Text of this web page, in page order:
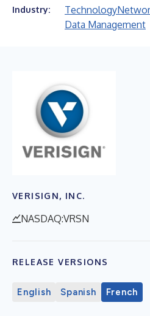
Industry: Technology
Data Management
VERISIGN, INC.
NASDAQ:VRSN
RELEASE VERSIONS
English Spanish French